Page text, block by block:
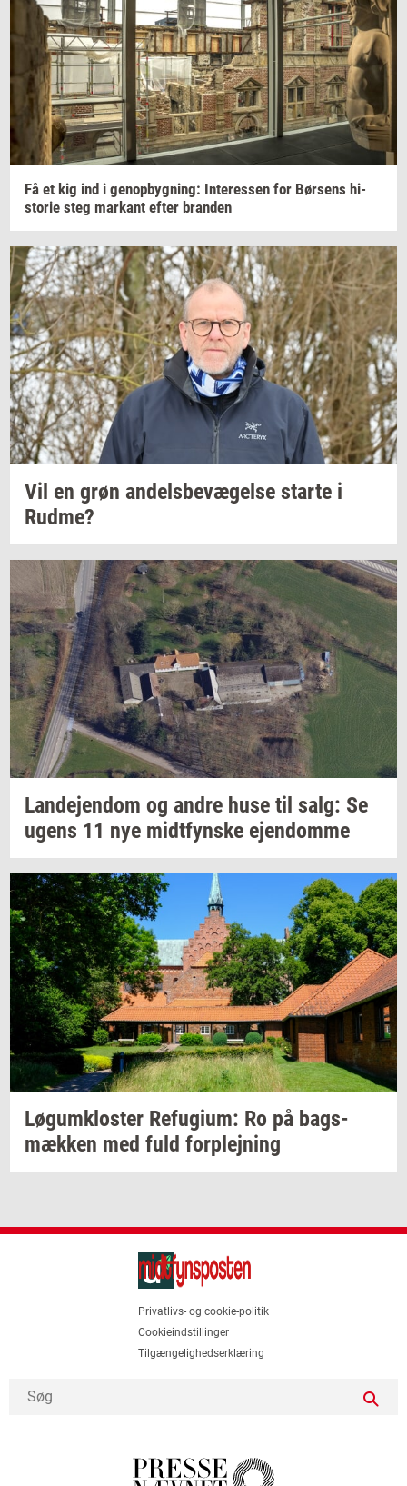
Få et kig ind i genop­byg­ning: In­ter­es­sen for Bør­sens hi­
sto­rie steg mar­kant efter bran­den
Vil en grøn an­dels­be­væ­gel­se star­te i
Rudme?
Lan­de­jen­dom og andre huse til salg: Se
ugens 11 nye midt­fyn­s­ke ejen­dom­me
Løgum­klo­ster Re­fu­gi­um: Ro på bags­
mæk­ken med fuld for­plej­ning
Privatlivs- og cookie-politik
Cookieindstillinger
Tilgængelighedserklæring